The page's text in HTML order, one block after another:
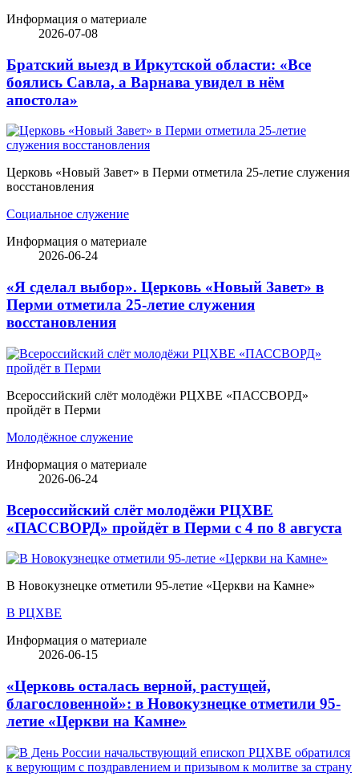
Информация о материале
2026-07-08
Братский выезд в Иркутской области: «Все
боялись Савла, а Варнава увидел в нём
апостола»
Церковь «Новый Завет» в Перми отметила 25-летие служения
восстановления
Социальное служение
Информация о материале
2026-06-24
«Я сделал выбор». Церковь «Новый Завет» в
Перми отметила 25-летие служения
восстановления
Всероссийский слёт молодёжи РЦХВЕ «ПАССВОРД»
пройдёт в Перми
Молодёжное служение
Информация о материале
2026-06-24
Всероссийский слёт молодёжи РЦХВЕ
«ПАССВОРД» пройдёт в Перми с 4 по 8 августа
В Новокузнецке отметили 95-летие «Церкви на Камне»
В РЦХВЕ
Информация о материале
2026-06-15
«Церковь осталась верной, растущей,
благословенной»: в Новокузнецке отметили 95-
летие «Церкви на Камне»